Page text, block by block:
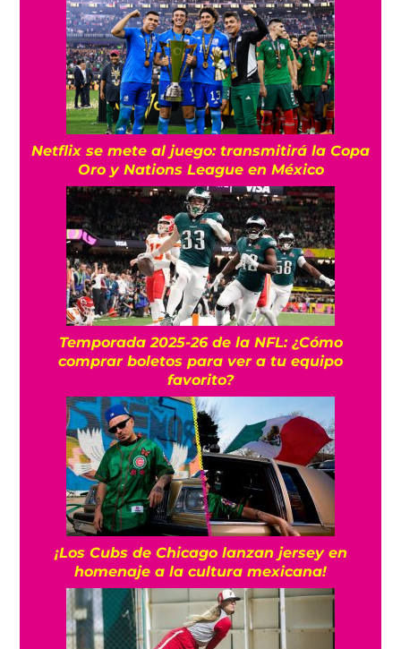
Netflix se mete al juego: transmitirá la Copa
Oro y Nations League en México
Temporada 2025-26 de la NFL: ¿Cómo
comprar boletos para ver a tu equipo
favorito?
¡Los Cubs de Chicago lanzan jersey en
homenaje a la cultura mexicana!